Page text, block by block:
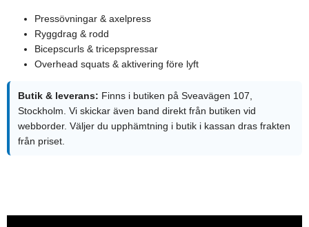
Pressövningar & axelpress
Ryggdrag & rodd
Bicepscurls & tricepspressar
Overhead squats & aktivering före lyft
Butik & leverans: Finns i butiken på Sveavägen 107,
Stockholm. Vi skickar även band direkt från butiken vid
webborder. Väljer du upphämtning i butik i kassan dras frakten
från priset.